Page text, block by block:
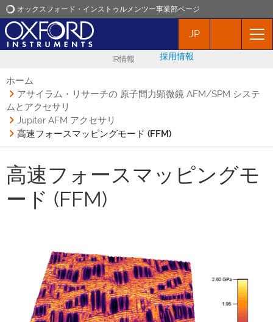
オックスフォード・インストゥルメンツー事業部ページ
オックスフォード・インストゥルメンツ
イベント
JP
IR情報 採用情報
ホーム
アサイラム・リサーチの 原子間力顕微鏡 AFM/SPM システ
ムとアクセサリ
Jupiter AFM アクセサリ
高速フォースマッピングモード (FFM)
高速フォースマッピングモ
ード (FFM)